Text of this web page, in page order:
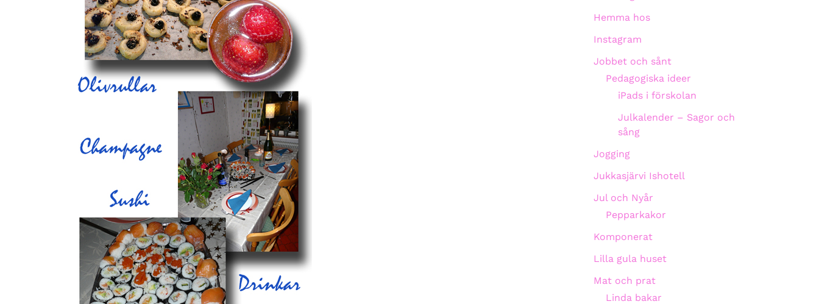
Hemma hos
Instagram
Jobbet och sånt
Pedagogiska ideer
iPads i förskolan
Julkalender – Sagor och
sång
Jogging
Jukkasjärvi Ishotell
Jul och Nyår
Pepparkakor
Komponerat
Lilla gula huset
Mat och prat
Linda bakar